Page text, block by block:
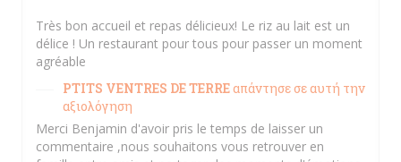
Très bon accueil et repas délicieux! Le riz au lait est un
délice ! Un restaurant pour tous pour passer un moment
agréable
PTITS VENTRES DE TERREαπάντησε σε αυτή την
αξιολόγηση
Merci Benjamin d'avoir pris le temps de laisser un
commentaire ,nous souhaitons vous retrouver en